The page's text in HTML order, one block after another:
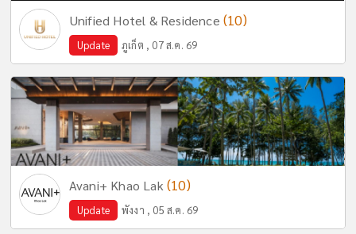
Unified Hotel & Residence (10)
Update ภูเก็ต , 07 ส.ค. 69
Avani+ Khao Lak (10)
Update พังงา , 05 ส.ค. 69